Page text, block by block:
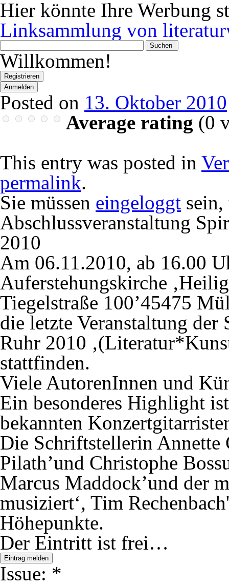
Hier könnte Ihre Werbung
Linksammlung von
Wonach
suchen
Sie?
Willkommen!
Registrieren
Anmelden
Posted on 13. Oktober 2010
Average rating (0
This entry was posted in
permalink.
Sie müssen eingeloggt
Abschlussveranstaltung
2010
Am 06.11.2010, ab 16.00
Auferstehungskirche
Tiegelstraße 100’45475
die letzte Veranstaltung
Ruhr 2010
stattfinden.
Viele AutorenInnen und
Ein besonderes Highlight
bekannten
Die Schriftstellerin
Pilath’und Christophe
Marcus Maddock’und der
musiziert‘, Tim
Höhepunkte.
Der Eintritt ist frei…
Eintrag melden
Issue: *